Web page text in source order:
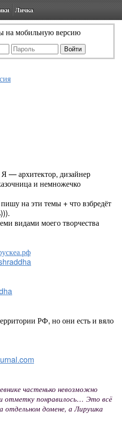
Личка
на мобильную версию
— архитектор, дизайнер
и немножечко
на эти темы + что взбредёт
видами моего творчества
РФ, но они есть и вяло
частенько невозможно
отметку понравилось… Это всё
отдельном домене, а Лирушка